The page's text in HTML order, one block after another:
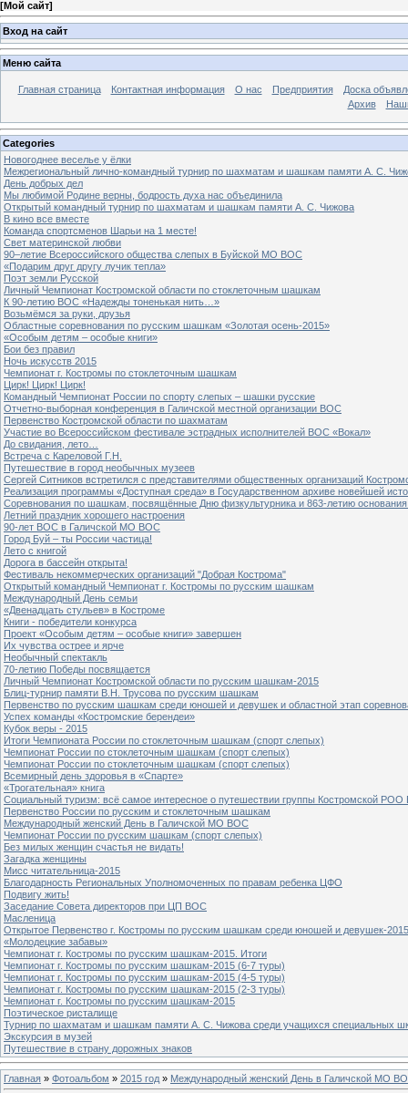
[Мой сайт]
Вход на сайт
Меню сайта
Главная страница Контактная информация О нас Предприятия
Доска
Архив
Categories
Новогоднее веселье у ёлки
Межрегиональный лично-командный турнир по шахматам и шашкам памяти А. С.
День добрых дел
Мы любимой Родине верны, бодрость духа нас объединила
Открытый командный турнир по шахматам и шашкам памяти А. С. Чижова
В кино все вместе
Команда спортсменов Шарьи на 1 месте!
Свет материнской любви
90–летие Всероссийского общества слепых в Буйской МО ВОС
«Подарим друг другу лучик тепла»
Поэт земли Русской
Личный Чемпионат Костромской области по стоклеточным шашкам
К 90-летию ВОС «Надежды тоненькая нить…»
Возьмёмся за руки, друзья
Областные соревнования по русским шашкам «Золотая осень-2015»
«Особым детям – особые книги»
Бои без правил
Ночь искусств 2015
Чемпионат г. Костромы по стоклеточным шашкам
Цирк! Цирк! Цирк!
Командный Чемпионат России по спорту слепых – шашки русские
Отчетно-выборная конференция в Галичской местной организации ВОС
Первенство Костромской области по шахматам
Участие во Всероссийском фестивале эстрадных исполнителей ВОС «Вокал»
До свидания, лето…
Встреча с Кареловой Г.Н.
Путешествие в город необычных музеев
Сергей Ситников встретился с представителями общественных организаций
Реализация программы «Доступная среда» в Государственном архиве новейшей
Соревнования по шашкам, посвящённые Дню физкультурника и 863-летию основания
Летний праздник хорошего настроения
90-лет ВОС в Галичской МО ВОС
Город Буй – ты России частица!
Лето с книгой
Дорога в бассейн открыта!
Фестиваль некоммерческих организаций "Добрая Кострома"
Открытый командный Чемпионат г. Костромы по русским шашкам
Международный День семьи
«Двенадцать стульев» в Костроме
Книги - победители конкурса
Проект «Особым детям – особые книги» завершен
Их чувства острее и ярче
Необычный спектакль
70-летию Победы посвящается
Личный Чемпионат Костромской области по русским шашкам-2015
Блиц-турнир памяти В.Н. Трусова по русским шашкам
Первенство по русским шашкам среди юношей и девушек и областной этап
Успех команды «Костромские берендеи»
Кубок веры - 2015
Итоги Чемпионата России по стоклеточным шашкам (спорт слепых)
Чемпионат России по стоклеточным шашкам (спорт слепых)
Чемпионат России по стоклеточным шашкам (спорт слепых)
Всемирный день здоровья в «Спарте»
«Трогательная» книга
Социальный туризм: всё самое интересное о путешествии группы Костромской
Первенство России по русским и стоклеточным шашкам
Международный женский День в Галичской МО ВОС
Чемпионат России по русским шашкам (спорт слепых)
Без милых женщин счастья не видать!
Загадка женщины
Мисс читательница-2015
Благодарность Региональных Уполномоченных по правам ребенка ЦФО
Подвигу жить!
Заседание Совета директоров при ЦП ВОС
Масленица
Открытое Первенство г. Костромы по русским шашкам среди юношей и девушек-
«Молодецкие забавы»
Чемпионат г. Костромы по русским шашкам-2015. Итоги
Чемпионат г. Костромы по русским шашкам-2015 (6-7 туры)
Чемпионат г. Костромы по русским шашкам-2015 (4-5 туры)
Чемпионат г. Костромы по русским шашкам-2015 (2-3 туры)
Чемпионат г. Костромы по русским шашкам-2015
Поэтическое ристалище
Турнир по шахматам и шашкам памяти А. С. Чижова среди учащихся специальных
Экскурсия в музей
Путешествие в страну дорожных знаков
Главная » Фотоальбом » 2015 год » Международный женский День в Галичской МО